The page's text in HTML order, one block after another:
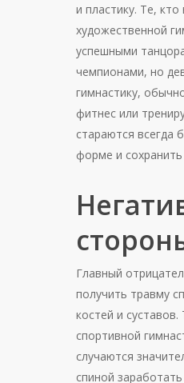
и пластику. Те,
художественной
успешными
чемпионами, но
гимнастику,
фитнес или
стараются всегда
форме и
Главный
получить травму
костей и
спортивной
случаются
спиной